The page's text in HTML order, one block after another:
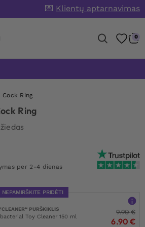
💌 Klientų aptarnavimas
0
Cock Ring
Ring
per 2-4 dienas
NEPAMIRŠKITE PRIDĖTI
PURŠKIKLIS
Toy Cleaner 150 ml
9.90€
6.90 €